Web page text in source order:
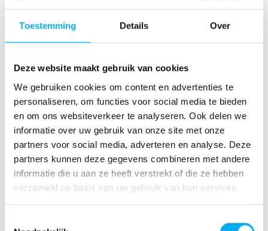
Toestemming Details Over
Deze website maakt gebruik van cookies
We gebruiken cookies om content en advertenties te
personaliseren, om functies voor social media te bieden
en om ons websiteverkeer te analyseren. Ook delen we
informatie over uw gebruik van onze site met onze
partners voor social media, adverteren en analyse. Deze
partners kunnen deze gegevens combineren met andere
informatie die u aan ze heeft verstrekt of die ze hebben
verzameld op basis van uw gebruik van hun services.
Inspiratiebundel Sweet Sixteen 1.pdf
Inspiratiebundel Sweet Sixteen 2.pdf